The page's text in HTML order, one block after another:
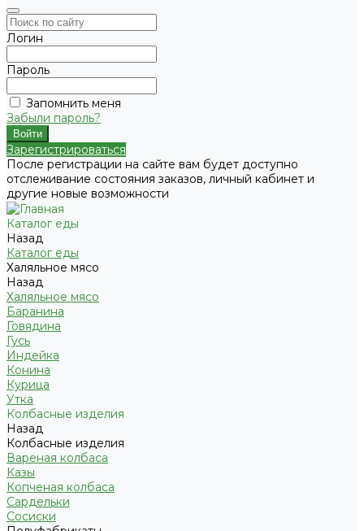
Логин
Пароль
Запомнить меня
Забыли пароль?
Зарегистрироваться
После регистрации на сайте вам будет доступно
отслеживание состояния заказов, личный кабинет и
другие новые возможности
Каталог еды
Назад
Каталог еды
Халяльное мясо
Назад
Халяльное мясо
Баранина
Говядина
Гусь
Индейка
Конина
Курица
Утка
Колбасные изделия
Назад
Колбасные изделия
Вареная колбаса
Казы
Копченая колбаса
Сардельки
Сосиски